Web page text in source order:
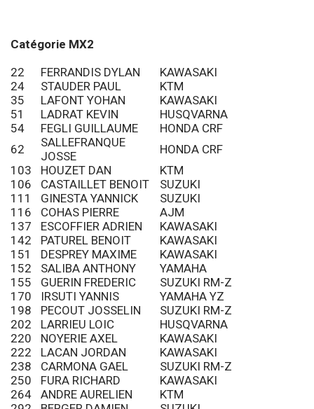
Catégorie MX2
22
FERRANDIS DYLAN
KAWASAKI
24
STAUDER PAUL
KTM
35
LAFONT YOHAN
KAWASAKI
51
LADRAT KEVIN
HUSQVARNA
54
FEGLI GUILLAUME
HONDA CRF
62
SALLEFRANQUE
JOSSE
HONDA CRF
103
HOUZET DAN
KTM
106
CASTAILLET BENOIT
SUZUKI
111
GINESTA YANNICK
SUZUKI
116
COHAS PIERRE
AJM
137
ESCOFFIER ADRIEN
KAWASAKI
142
PATUREL BENOIT
KAWASAKI
151
DESPREY MAXIME
KAWASAKI
152
SALIBA ANTHONY
YAMAHA
155
GUERIN FREDERIC
SUZUKI RM-Z
170
IRSUTI YANNIS
YAMAHA YZ
198
PECOUT JOSSELIN
SUZUKI RM-Z
202
LARRIEU LOIC
HUSQVARNA
220
NOYERIE AXEL
KAWASAKI
222
LACAN JORDAN
KAWASAKI
238
CARMONA GAEL
SUZUKI RM-Z
250
FURA RICHARD
KAWASAKI
264
ANDRE AURELIEN
KTM